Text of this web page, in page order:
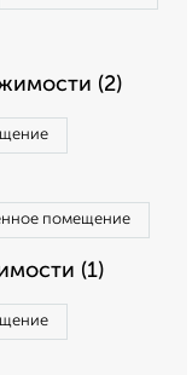
(2)
помещение
(1)